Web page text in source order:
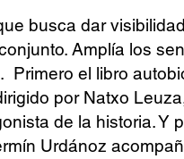
busca dar
Amplía los
Primero el libro
por Natxo
de la historia. Y
Urdánoz